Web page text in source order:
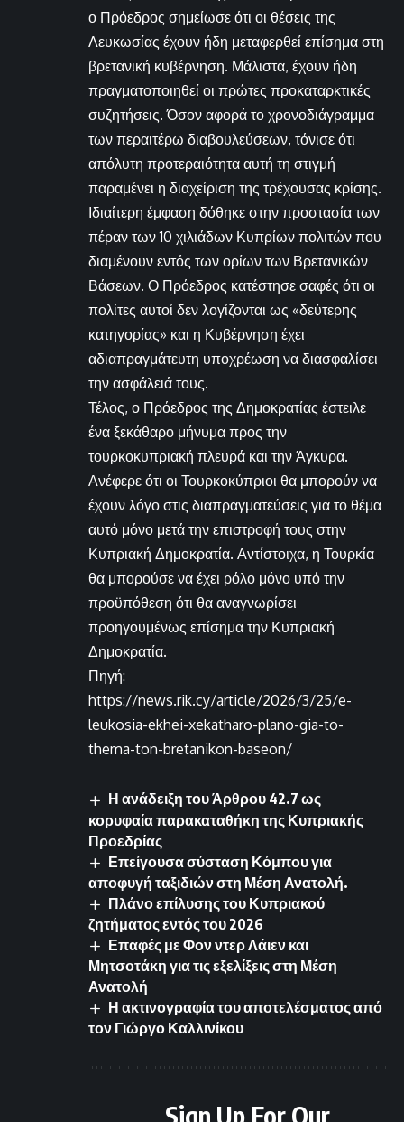
ο Πρόεδρος σημείωσε ότι οι θέσεις της
Λευκωσίας έχουν ήδη μεταφερθεί επίσημα στη
βρετανική κυβέρνηση. Μάλιστα, έχουν ήδη
πραγματοποιηθεί οι πρώτες προκαταρκτικές
συζητήσεις. Όσον αφορά το χρονοδιάγραμμα
των περαιτέρω διαβουλεύσεων, τόνισε ότι
απόλυτη προτεραιότητα αυτή τη στιγμή
παραμένει η διαχείριση της τρέχουσας κρίσης.
Ιδιαίτερη έμφαση δόθηκε στην προστασία των
πέραν των 10 χιλιάδων Κυπρίων πολιτών που
διαμένουν εντός των ορίων των Βρετανικών
Βάσεων. Ο Πρόεδρος κατέστησε σαφές ότι οι
πολίτες αυτοί δεν λογίζονται ως «δεύτερης
κατηγορίας» και η Κυβέρνηση έχει
αδιαπραγμάτευτη υποχρέωση να διασφαλίσει
την ασφάλειά τους.
Τέλος, ο Πρόεδρος της Δημοκρατίας έστειλε
ένα ξεκάθαρο μήνυμα προς την
τουρκοκυπριακή πλευρά και την Άγκυρα.
Ανέφερε ότι οι Τουρκοκύπριοι θα μπορούν να
έχουν λόγο στις διαπραγματεύσεις για το θέμα
αυτό μόνο μετά την επιστροφή τους στην
Κυπριακή Δημοκρατία. Αντίστοιχα, η Τουρκία
θα μπορούσε να έχει ρόλο μόνο υπό την
προϋπόθεση ότι θα αναγνωρίσει
προηγουμένως επίσημα την Κυπριακή
Δημοκρατία.
Πηγή:
https://news.rik.cy/article/2026/3/25/e-
leukosia-ekhei-xekatharo-plano-gia-to-
thema-ton-bretanikon-baseon/
Η ανάδειξη του Άρθρου 42.7 ως
κορυφαία παρακαταθήκη της Κυπριακής
Προεδρίας
Επείγουσα σύσταση Κόμπου για
αποφυγή ταξιδιών στη Μέση Ανατολή.
Πλάνο επίλυσης του Κυπριακού
ζητήματος εντός του 2026
Επαφές με Φον ντερ Λάιεν και
Μητσοτάκη για τις εξελίξεις στη Μέση
Ανατολή
Η ακτινογραφία του αποτελέσματος από
τον Γιώργο Καλλινίκου
Sign Up For Our